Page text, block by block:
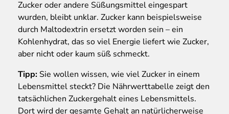
Zucker oder andere Süßungsmittel eingespart
wurden, bleibt unklar. Zucker kann beispielsweise
durch Maltodextrin ersetzt worden sein – ein
Kohlenhydrat, das so viel Energie liefert wie Zucker,
aber nicht oder kaum süß schmeckt.
Tipp: Sie wollen wissen, wie viel Zucker in einem
Lebensmittel steckt? Die Nährwerttabelle zeigt den
tatsächlichen Zuckergehalt eines Lebensmittels.
Dort wird der gesamte Gehalt an natürlicherweise